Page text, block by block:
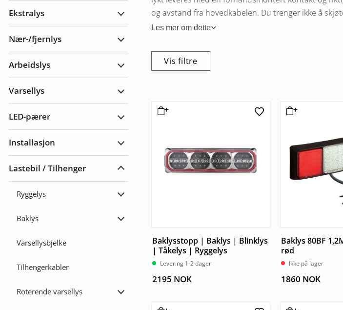
Ekstralys
Utvid
Nær-/fjernlys
Utvid
Arbeidslys
Utvid
Varsellys
Utvid
LED-pærer
Utvid
Installasjon
Utvid
Lastebil / Tilhenger
Utvid
Tilhenger
Ryggelys
Utvid
Baklys
Utvid
Varsellysbjelke
Tilhengerkabler
Roterende varsellys
Utvid
og avstand fra hovedkabelen. Du trenger ikke å
Les mer om dette
Vis filtre
Baklysstopp | Baklys | Blinklys
| Tåkelys | Ryggelys
Levering 1-2 dager
2195 NOK
Baklys 80BF
rød
Ikke på lager
1860 NOK